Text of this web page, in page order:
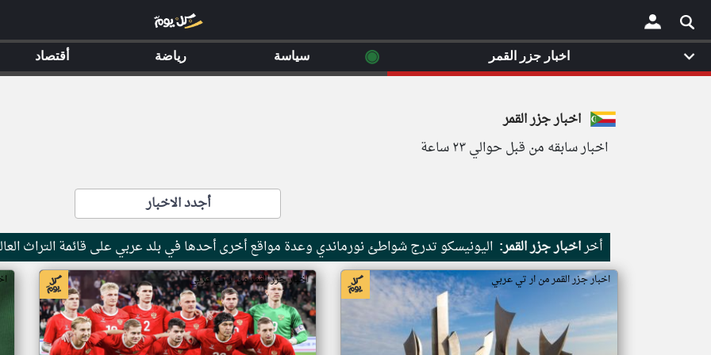
×
اخبار جزر القمر
اخبار سابقه من قبل حوالي ٢٣ ساعة
أجدد الاخبار
أخراخبار جزر القمر: اليونيسكو تدرج شواطئ نورماندي وعدة مواقع أخرى أحدها في بلد عربي على قائمة التراث
اخبار جزر القمر من ار تي عربي اخبار جزر القمر من ار تي عربي
اخبار جزر القمر ◉ سياسة رياضة أقتصاد